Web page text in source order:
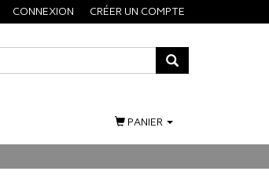
CONNEXION CRÉER UN COMPTE
PANIER